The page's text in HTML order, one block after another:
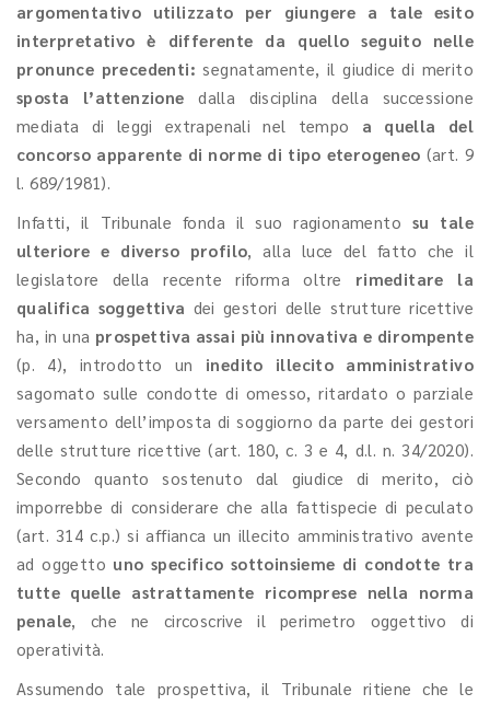
argomentativo utilizzato per giungere a tale esito
interpretativo è differente da quello seguito nelle
pronunce precedenti: segnatamente, il giudice di merito
sposta l’attenzione dalla disciplina della successione
mediata di leggi extrapenali nel tempo a quella del
concorso apparente di norme di tipo eterogeneo (art. 9
l. 689/1981).
Infatti, il Tribunale fonda il suo ragionamento su tale
ulteriore e diverso profilo, alla luce del fatto che il
legislatore della recente riforma oltre rimeditare la
qualifica soggettiva dei gestori delle strutture ricettive
ha, in una prospettiva assai più innovativa e dirompente
(p. 4), introdotto un inedito illecito amministrativo
sagomato sulle condotte di omesso, ritardato o parziale
versamento dell’imposta di soggiorno da parte dei gestori
delle strutture ricettive (art. 180, c. 3 e 4, d.l. n. 34/2020).
Secondo quanto sostenuto dal giudice di merito, ciò
imporrebbe di considerare che alla fattispecie di peculato
(art. 314 c.p.) si affianca un illecito amministrativo avente
ad oggetto uno specifico sottoinsieme di condotte tra
tutte quelle astrattamente ricomprese nella norma
penale, che ne circoscrive il perimetro oggettivo di
operatività.
Assumendo tale prospettiva, il Tribunale ritiene che le